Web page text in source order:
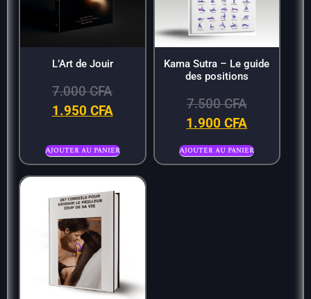
L’Art de Jouir
7.000CFA
1.950 CFA
Ajouter au panier
Kama Sutra – Le guide
des positions
7.500CFA
1.900CFA
Ajouter au panier